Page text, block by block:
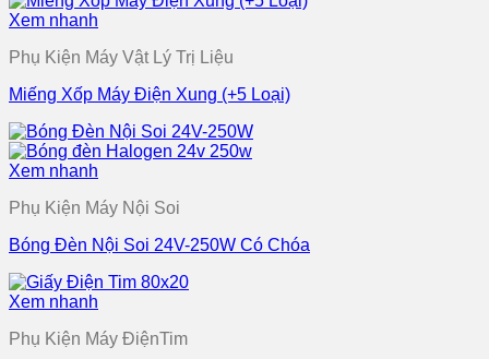
Xem nhanh
Phụ Kiện Máy Vật Lý Trị Liệu
Miếng Xốp Máy Điện Xung (+5 Loại)
Xem nhanh
Phụ Kiện Máy Nội Soi
Bóng Đèn Nội Soi 24V-250W Có Chóa
Xem nhanh
Phụ Kiện Máy ĐiệnTim